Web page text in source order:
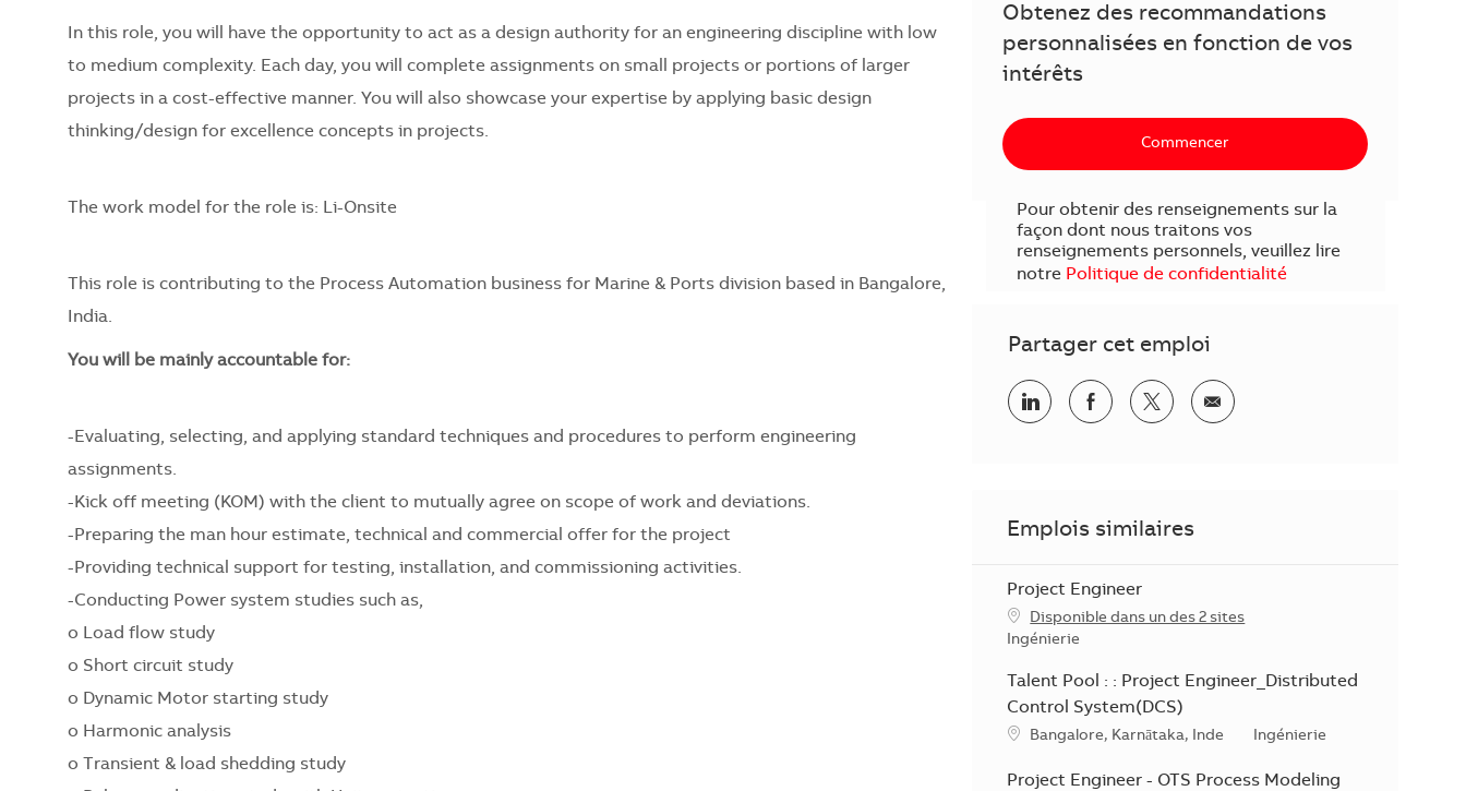
In this role, you will have the opportunity to act as a design authority for an engineering discipline with low
to medium complexity. Each day, you will complete assignments on small projects or portions of larger
projects in a cost-effective manner. You will also showcase your expertise by applying basic design
thinking/design for excellence concepts in projects.
The work model for the role is: Li-Onsite
This role is contributing to the Process Automation business for Marine & Ports division based in Bangalore,
India.
You will be mainly accountable for:
-Evaluating, selecting, and applying standard techniques and procedures to perform engineering
assignments.
-Kick off meeting (KOM) with the client to mutually agree on scope of work and deviations.
-Preparing the man hour estimate, technical and commercial offer for the project
-Providing technical support for testing, installation, and commissioning activities.
-Conducting Power system studies such as,
o Load flow study
o Short circuit study
o Dynamic Motor starting study
o Harmonic analysis
o Transient & load shedding study
Obtenez des recommandations
personnalisées en fonction de vos
intérêts
Commencer
Pour obtenir des renseignements sur la
façon dont nous traitons vos
renseignements personnels, veuillez lire
notre Politique de confidentialité
Partager cet emploi
Partager sur LinkedIn
Partager sur Facebook
Share via twitterPartager par courriel
Emplois similaires
Project Engineer
Disponible dans un des 2 sites
Catégorie
Ingénierie
Talent Pool : : Project Engineer_Distributed
Control System(DCS)
Emplacement
Bangalore, Karnātaka, Inde Catégorie
Ingénierie
Project Engineer - OTS Process Modeling